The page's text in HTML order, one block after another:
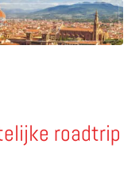
roadtrip